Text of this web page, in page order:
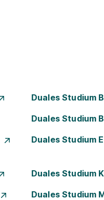
Duales Studium
Duales Studium
Duales Studium
Duales Studium
Duales Studium